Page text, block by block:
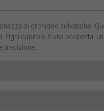
di orchidee selvatiche.
Ogni capitolo è una scoperta,
tradizione.